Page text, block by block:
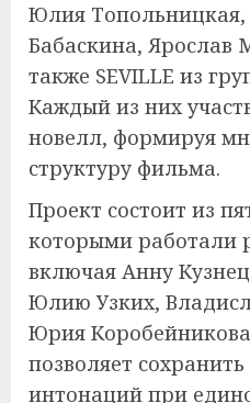
Юлия Топольницкая,
Бабаскина, Ярослав
также SEVILLE из
Каждый из них
новелл, формируя
структуру фильма.
Проект состоит из
которыми работали
включая Анну
Юлию Узких,
Юрия
позволяет
интонаций при